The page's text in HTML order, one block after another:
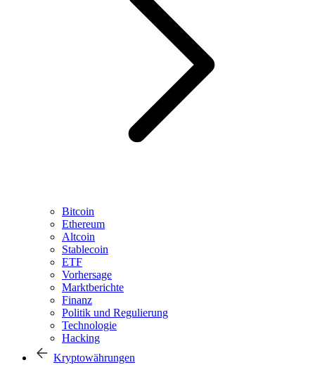
Bitcoin
Ethereum
Altcoin
Stablecoin
ETF
Vorhersage
Marktberichte
Finanz
Politik und Regulierung
Technologie
Hacking
Kryptowährungen